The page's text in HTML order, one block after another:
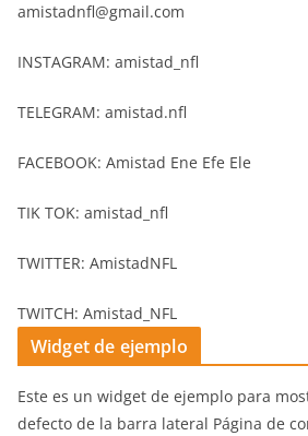
amistadnfl@gmail.com
INSTAGRAM: amistad_nfl
TELEGRAM: amistad.nfl
FACEBOOK: Amistad Ene Efe Ele
TIK TOK: amistad_nfl
TWITTER: AmistadNFL
TWITCH: Amistad_NFL
Widget de ejemplo
Este es un widget de ejemplo para
defecto de la barra lateral Página de